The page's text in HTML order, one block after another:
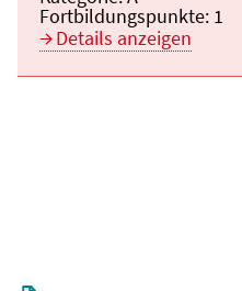
Fortbildungspunkte: 1
Details anzeigen